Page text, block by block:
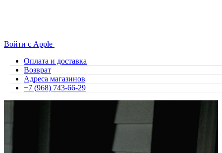
Войти с Apple
Оплата и доставка
Возврат
Адреса магазинов
+7 (968) 743-66-29